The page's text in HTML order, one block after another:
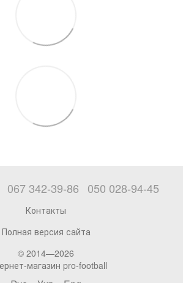
067 342-39-86 050 028-94-45
Контакты
Полная версия сайта
© 2014—2026
магазин pro-football